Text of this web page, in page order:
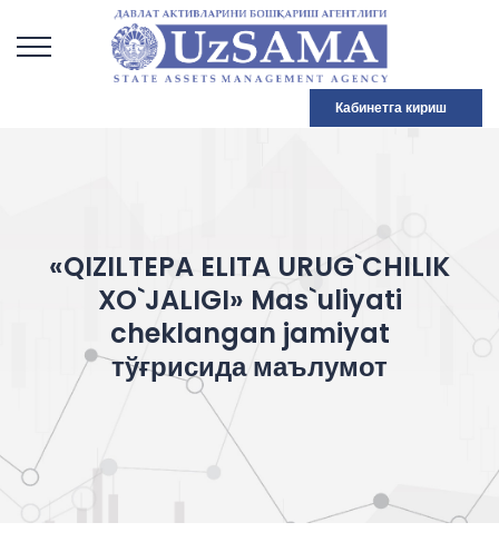
Кабинетга кириш
«QIZILTEPA ELITA URUG`CHILIK
XO`JALIGI» Mas`uliyati
cheklangan jamiyat
тўғрисида маълумот